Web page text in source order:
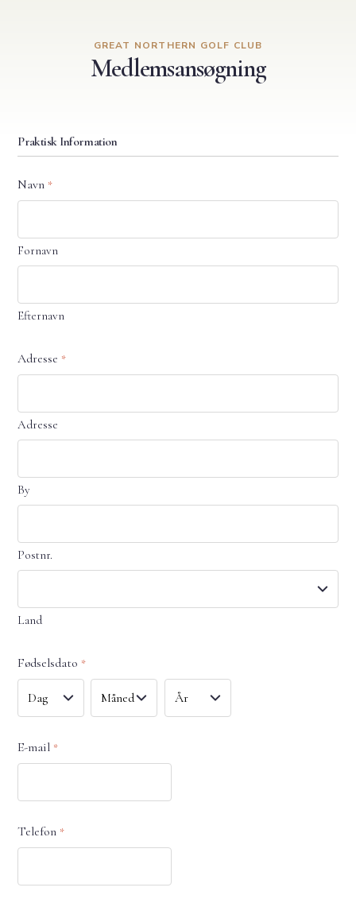
GREAT NORTHERN GOLF CLUB
Medlemsansøgning
Praktisk Information
Navn *
Fornavn
Efternavn
Adresse *
Adresse
By
Postnr.
Land
Fødselsdato *
E-mail *
Telefon *